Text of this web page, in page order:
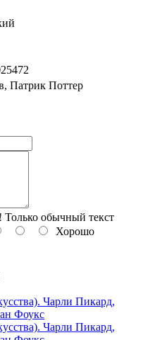
Патрик Поттер
обычный текст
Хорошо